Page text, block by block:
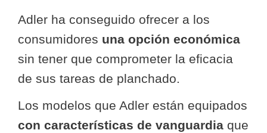
Adler ha conseguido ofrecer a los
consumidores una opción económica
sin tener que comprometer la eficacia
de sus tareas de planchado.
Los modelos que Adler están equipados
con características de vanguardia que